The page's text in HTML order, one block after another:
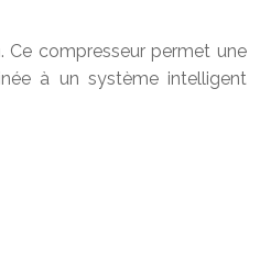
Ce compresseur permet une
à un système intelligent